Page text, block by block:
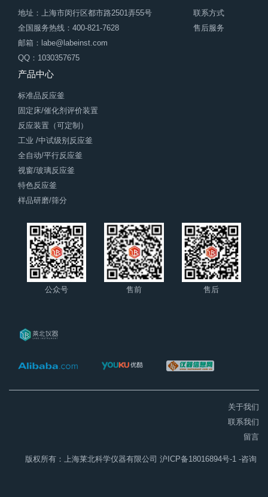
地址：上海市闵行区都市路2501弄55号
全国服务热线：400-821-7628
邮箱：labe@labeinst.com
QQ：1030357675
联系方式
售后服务
产品中心
标准品反应釜
固定床/催化剂评价装置
反应装置（可定制）
工业 /中试级别反应釜
全自动/平行反应釜
视窗/玻璃反应釜
特色反应釜
样品研磨/筛分
公众号 售前 售后
关于我们
联系我们
留言
版权所有：上海莱北科学仪器有限公司 沪ICP备18016894号-1 -咨询